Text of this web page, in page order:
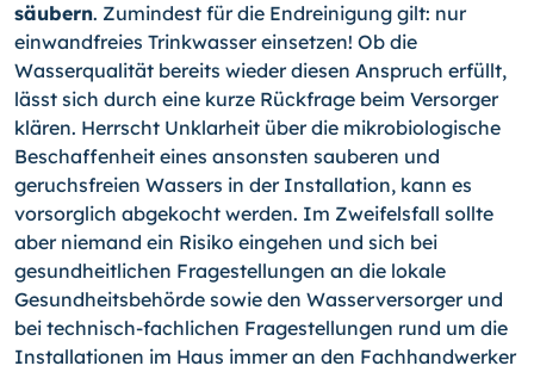
säubern. Zumindest für die Endreinigung gilt: nur
einwandfreies Trinkwasser einsetzen! Ob die
Wasserqualität bereits wieder diesen Anspruch erfüllt,
lässt sich durch eine kurze Rückfrage beim Versorger
klären. Herrscht Unklarheit über die mikrobiologische
Beschaffenheit eines ansonsten sauberen und
geruchsfreien Was­sers in der Installation, kann es
vorsorglich abgekocht werden. Im Zweifelsfall sollte
aber niemand ein Risiko eingehen und sich bei
gesundheitlichen Fragestellungen an die lokale
Gesundheitsbehörde sowie den Wasserversorger und
bei technisch-fachlichen Fragestellungen rund um die
Installationen im Haus immer an den Fachhandwerker